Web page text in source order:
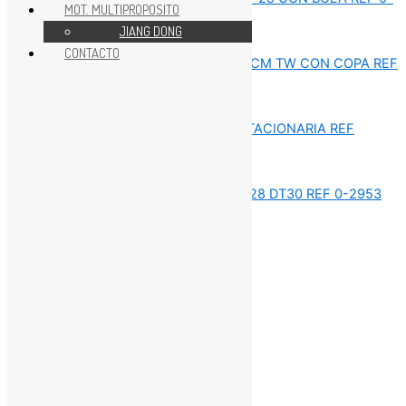
REPUESTOS ESTACIONARIAS
MOT. MULTIPROPOSITO
JIANG DONG
CONTACTO